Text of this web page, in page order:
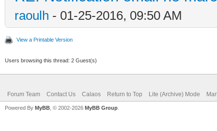
raoulh - 01-25-2016, 09:50 AM
View a Printable Version
Users browsing this thread: 2 Guest(s)
Forum Team Contact Us Calaos Return to Top Lite (Archive) Mode
Powered By MyBB , © 2002-2026 MyBB Group